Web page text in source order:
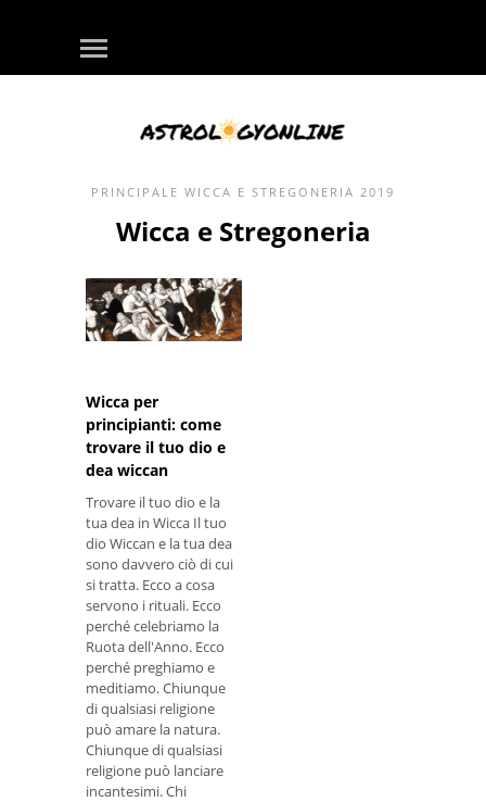
PRINCIPALE WICCA E STREGONERIA 2019
Wicca e Stregoneria
Wicca per
principianti: come
trovare il tuo dio e
dea wiccan
Trovare il tuo dio e la
tua dea in Wicca Il tuo
dio Wiccan e la tua dea
sono davvero ciò di cui
si tratta. Ecco a cosa
servono i rituali. Ecco
perché celebriamo la
Ruota dell'Anno. Ecco
perché preghiamo e
meditiamo. Chiunque
di qualsiasi religione
può amare la natura.
Chiunque di qualsiasi
religione può lanciare
incantesimi. Chi